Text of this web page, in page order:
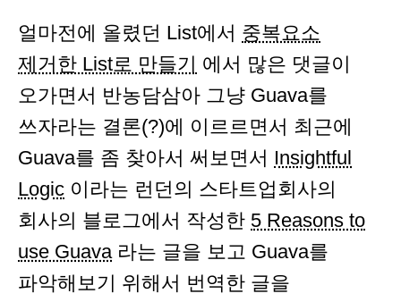
얼마전에 올렸던 List에서 중복요소
제거한 List로 만들기 에서 많은 댓글이
오가면서 반농담삼아 그냥 Guava를
쓰자라는 결론(?)에 이르르면서 최근에
Guava를 좀 찾아서 써보면서 Insightful
Logic 이라는 런던의 스타트업회사의
회사의 블로그에서 작성한 5 Reasons to
use Guava라는 글을 보고 Guava를
파악해보기 위해서 번역한 글을